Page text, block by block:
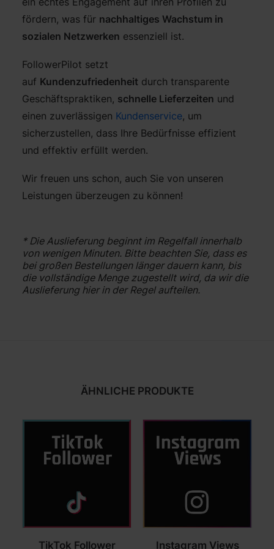
fördern, was für nachhaltiges Wachstum in
sozialen Netzwerken essenziell ist.
FollowerPilot setzt
auf Kundenzufriedenheit durch transparente
Geschäftspraktiken, schnelle Lieferzeiten und
einen zuverlässigen Kundenservice, um
sicherzustellen, dass Ihre Bedürfnisse effizient
und effektiv erfüllt werden.
Wir freuen uns schon, auch Sie von unseren
Leistungen überzeugen zu können!
* Die Auslieferung beginnt im Regelfall innerhalb
von wenigen Minuten. Bitte beachten Sie, dass es
bei großen Bestellungen länger dauern kann, bis
die vollständige Menge zugestellt wird, da wir die
Auslieferung hier in der Regel aufteilen.
ÄHNLICHE PRODUKTE
Produkt
TikTok Follower
Produkt
Instagram Views